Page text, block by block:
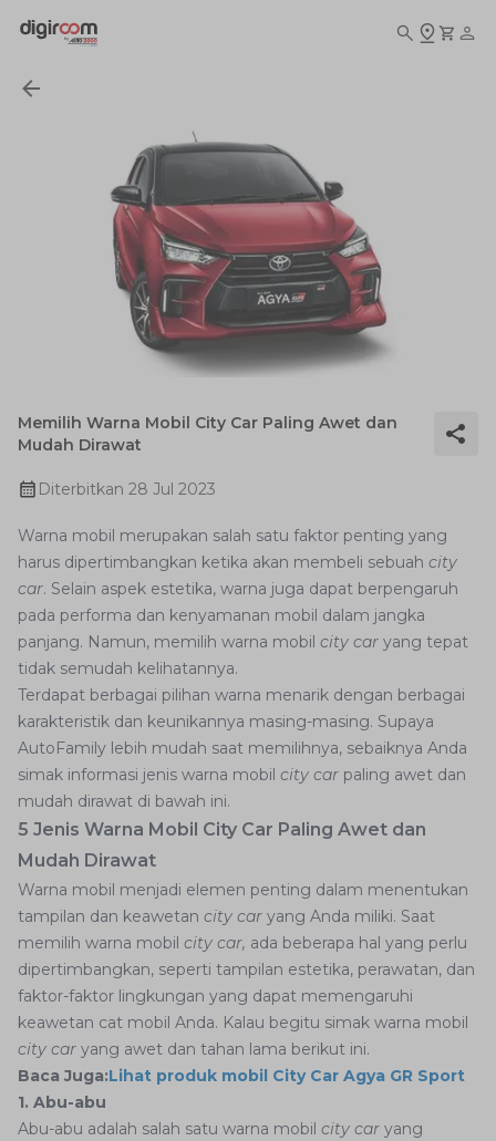
Memilih Warna Mobil City Car Paling Awet dan
Mudah Dirawat
Diterbitkan 28 Jul 2023
Warna mobil merupakan salah satu faktor penting yang
harus dipertimbangkan ketika akan membeli sebuah city
car. Selain aspek estetika, warna juga dapat berpengaruh
pada performa dan kenyamanan mobil dalam jangka
panjang. Namun, memilih warna mobil city car yang tepat
tidak semudah kelihatannya.
Terdapat berbagai pilihan warna menarik dengan berbagai
karakteristik dan keunikannya masing-masing. Supaya
AutoFamily lebih mudah saat memilihnya, sebaiknya Anda
simak informasi jenis warna mobil city car paling awet dan
mudah dirawat di bawah ini.
5 Jenis Warna Mobil City Car Paling Awet dan
Mudah Dirawat
Warna mobil menjadi elemen penting dalam menentukan
tampilan dan keawetan city car yang Anda miliki. Saat
memilih warna mobil city car, ada beberapa hal yang perlu
dipertimbangkan, seperti tampilan estetika, perawatan, dan
faktor-faktor lingkungan yang dapat memengaruhi
keawetan cat mobil Anda. Kalau begitu simak warna mobil
city car yang awet dan tahan lama berikut ini.
Baca Juga:Lihat produk mobil City Car Agya GR Sport
1. Abu-abu
Abu-abu adalah salah satu warna mobil city car yang